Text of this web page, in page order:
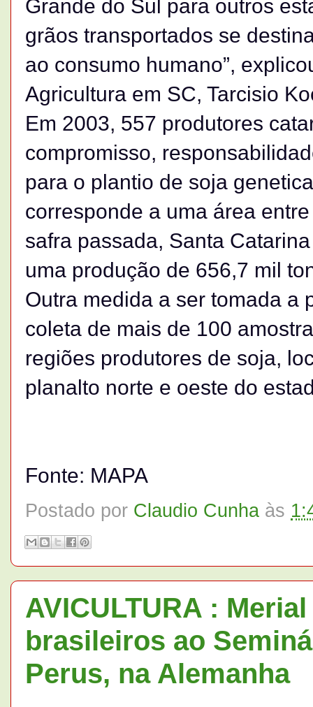
Grande do Sul para outros
grãos transportados se
ao consumo humano”,
Agricultura em SC, Tarcisio
Em 2003, 557 produtores
compromisso,
para o plantio de soja
corresponde a uma área
safra passada, Santa
uma produção de 656,7 mil
Outra medida a ser tomada a
coleta de mais de 100
regiões produtores de soja,
planalto norte e oeste do
Fonte: MAPA
Postado por Claudio Cunha às
AVICULTURA :
brasileiros ao
Perus, na Alemanha